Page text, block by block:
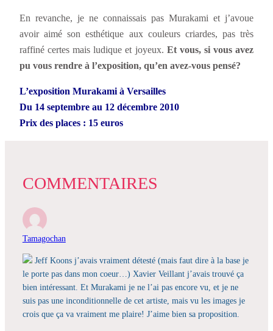
En revanche, je ne connaissais pas Murakami et j’avoue
avoir aimé son esthétique aux couleurs criardes, pas très
raffiné certes mais ludique et joyeux. Et vous, si vous avez
pu vous rendre à l’exposition, qu’en avez-vous pensé?
L’exposition Murakami à Versailles
Du 14 septembre au 12 décembre 2010
Prix des places : 15 euros
COMMENTAIRES
Tamagochan
Jeff Koons j’avais vraiment détesté (mais faut dire à la base je
le porte pas dans mon coeur…) Xavier Veillant j’avais trouvé ça
bien intéressant. Et Murakami je ne l’ai pas encore vu, et je ne
suis pas une inconditionnelle de cet artiste, mais vu les images je
crois que ça va vraiment me plaire! J’aime bien sa proposition.